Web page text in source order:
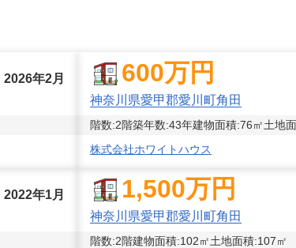
2026年2月
600万円
神奈川県愛甲郡愛川町角田
階数:2階築年数:43年建物面積:76㎡土地
株式会社ホワイトハウス
2022年1月
1,500万円
神奈川県愛甲郡愛川町角田
階数:2階建物面積:102㎡土地面積:107㎡